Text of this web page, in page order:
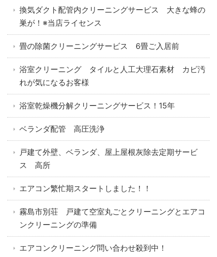
換気ダクト配管内クリーニングサービス 大きな蜂の
巣が！※当店ライセンス
畳の除菌クリーニングサービス 6畳ご入居前
浴室クリーニング タイルと人工大理石素材 カビ汚
れが気になるお客様
浴室乾燥機分解クリーニングサービス！15年
ベランダ配管 高圧洗浄
戸建て外壁、ベランダ、屋上屋根灰除去定期サービ
ス 高所
エアコン繁忙期スタートしました！！
霧島市別荘 戸建て空室丸ごとクリーニングとエアコ
ンクリーニングの準備
エアコンクリーニング問い合わせ殺到中！